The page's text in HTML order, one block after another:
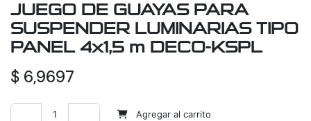
JUEGO DE GUAYAS PARA
SUSPENDER LUMINARIAS TIPO
PANEL 4x1,5 m DECO-KSPL
$ 6,9697
Agregar al carrito